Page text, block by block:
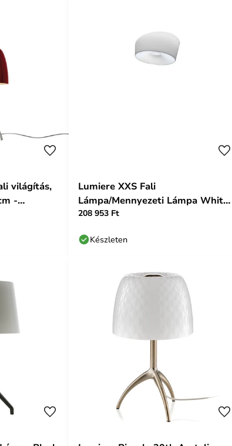
világítás,
-
Lumiere XXS Fali
Lámpa/Mennyezeti Lámpa White
- Foscarini
208 953 Ft
Készleten